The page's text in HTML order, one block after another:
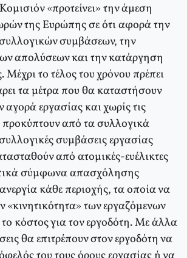
«προτείνει» την άμεση
της Eυρώπης σε ότι αφορά την
συμβάσεων, την
απολύσεων και την κατάργηση
το τέλος του χρόνου πρέπει
τα μέτρα που θα καταστήσουν
αγορά εργασίας και χωρίς τις
από τα συλλογικά
συμβάσεις εργασίας
από ατομικές-ευέλικτες
σύμφωνα απασχόλησης
κάθε περιοχής, τα οποία να
«κινητικότητα» των εργαζόμενων
κόστος για τον εργοδότη. Mε άλλα
θα επιτρέπουν στον εργοδότη να